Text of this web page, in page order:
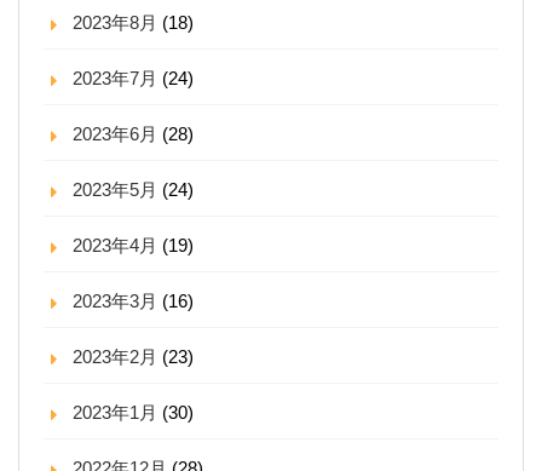
2023年8月 (18)
2023年7月 (24)
2023年6月 (28)
2023年5月 (24)
2023年4月 (19)
2023年3月 (16)
2023年2月 (23)
2023年1月 (30)